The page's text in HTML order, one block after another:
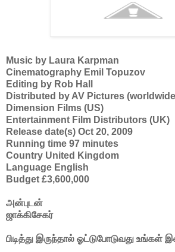
Music by Laura Karpman
Cinematography Emil Topuzov
Editing by Rob Hall
Distributed by AV Pictures
Dimension Films (US)
Entertainment Film Distributors (UK)
Release date(s) Oct 20, 2009
Running time 97 minutes
Country United Kingdom
Language English
Budget £3,600,000
அன்புடன்
ஜாக்கிசேகர்
பிடித்து இருந்தால் ஓட்டுபோடுவது உங்கள்